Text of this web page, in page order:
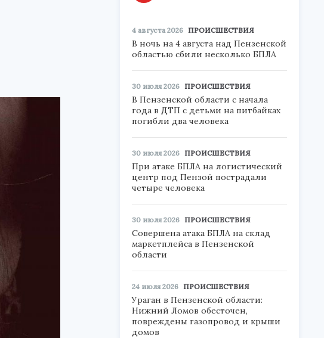
4 августа 2026 ПРОИСШЕСТВИЯ
В ночь на 4 августа над Пензенской
областью сбили несколько БПЛА
30 июля 2026 ПРОИСШЕСТВИЯ
В Пензенской области с начала
года в ДТП с детьми на питбайках
погибли два человека
30 июля 2026 ПРОИСШЕСТВИЯ
При атаке БПЛА на логистический
центр под Пензой пострадали
четыре человека
30 июля 2026 ПРОИСШЕСТВИЯ
Совершена атака БПЛА на склад
маркетплейса в Пензенской
области
24 июля 2026 ПРОИСШЕСТВИЯ
Ураган в Пензенской области:
Нижний Ломов обесточен,
повреждены газопровод и крыши
домов